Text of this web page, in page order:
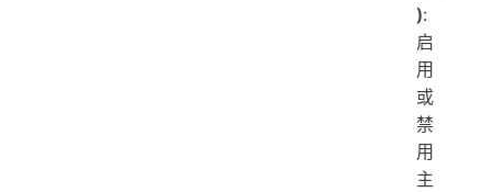
):
启
用
或
禁
用
主